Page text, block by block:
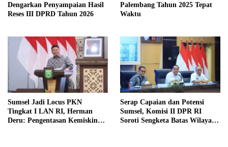
Dengarkan Penyampaian Hasil
Reses III DPRD Tahun 2026
Palembang Tahun 2025 Tepat
Waktu
Sumsel Jadi Locus PKN
Tingkat I LAN RI, Herman
Deru: Pengentasan Kemiskinan
Serap Capaian dan Potensi
Sumsel, Komisi II DPR RI
Soroti Sengketa Batas Wilayah,